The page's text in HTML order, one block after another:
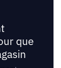
que